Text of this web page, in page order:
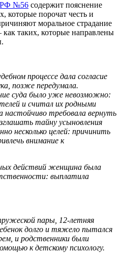
РФ №56 содержит пояснение
которые порочат честь и
моральное страдание
таких, которые направлены
процессе дала согласие
позже передумала.
суда было уже невозможно:
и считал их родными
настойчиво требовала вернуть
тайну усыновления
несколько целей: причинить
внимание к
действий женщина была
выплатила
пары, 12-летняя
долго и тяжело пытался
и родственники были
к детскому психологу.